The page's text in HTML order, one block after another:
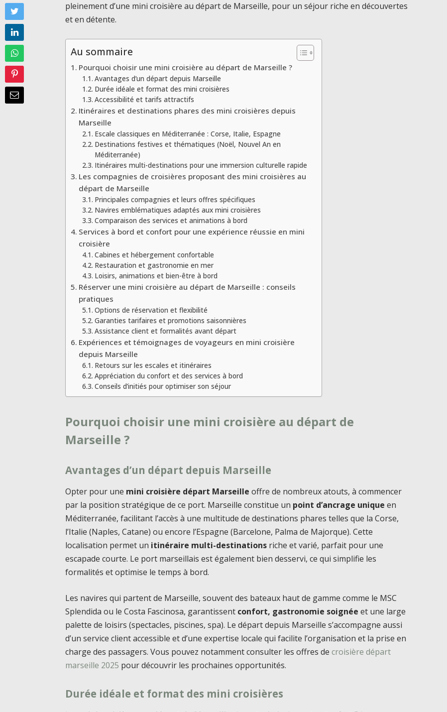
pleinement d’une mini croisière au départ de Marseille, pour un séjour riche en découvertes
et en détente.
Au sommaire
Pourquoi choisir une mini croisière au départ de Marseille ?
Avantages d’un départ depuis Marseille
Durée idéale et format des mini croisières
Accessibilité et tarifs attractifs
Itinéraires et destinations phares des mini croisières depuis
Marseille
Escale classiques en Méditerranée : Corse, Italie, Espagne
Destinations festives et thématiques (Noël, Nouvel An en
Méditerranée)
Itinéraires multi-destinations pour une immersion culturelle rapide
Les compagnies de croisières proposant des mini croisières au
départ de Marseille
Principales compagnies et leurs offres spécifiques
Navires emblématiques adaptés aux mini croisières
Comparaison des services et animations à bord
Services à bord et confort pour une expérience réussie en mini
croisière
Cabines et hébergement confortable
Restauration et gastronomie en mer
Loisirs, animations et bien-être à bord
Réserver une mini croisière au départ de Marseille : conseils
pratiques
Options de réservation et flexibilité
Garanties tarifaires et promotions saisonnières
Assistance client et formalités avant départ
Expériences et témoignages de voyageurs en mini croisière
depuis Marseille
Retours sur les escales et itinéraires
Appréciation du confort et des services à bord
Conseils d’initiés pour optimiser son séjour
Pourquoi choisir une mini croisière au départ de
Marseille ?
Avantages d’un départ depuis Marseille
Opter pour une mini croisière départ Marseille offre de nombreux atouts, à commencer
par la position stratégique de ce port. Marseille constitue un point d’ancrage unique en
Méditerranée, facilitant l’accès à une multitude de destinations phares telles que la Corse,
l’Italie (Naples, Catane) ou encore l’Espagne (Barcelone, Palma de Majorque). Cette
localisation permet un itinéraire multi-destinations riche et varié, parfait pour une
escapade courte. Le port marseillais est également bien desservi, ce qui simplifie les
formalités et optimise le temps à bord.
Les navires qui partent de Marseille, souvent des bateaux haut de gamme comme le MSC
Splendida ou le Costa Fascinosa, garantissent confort, gastronomie soignée et une large
palette de loisirs (spectacles, piscines, spa). Le départ depuis Marseille s’accompagne aussi
d’un service client accessible et d’une expertise locale qui facilite l’organisation et la prise en
charge des passagers. Vous pouvez notamment consulter les offres decroisière départ
marseille 2025 pour découvrir les prochaines opportunités.
Durée idéale et format des mini croisières